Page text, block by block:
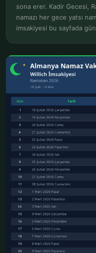
sona erer. Kadir Gecesi,
namazı her gece yatsı
imsakiyesi bu sayfada